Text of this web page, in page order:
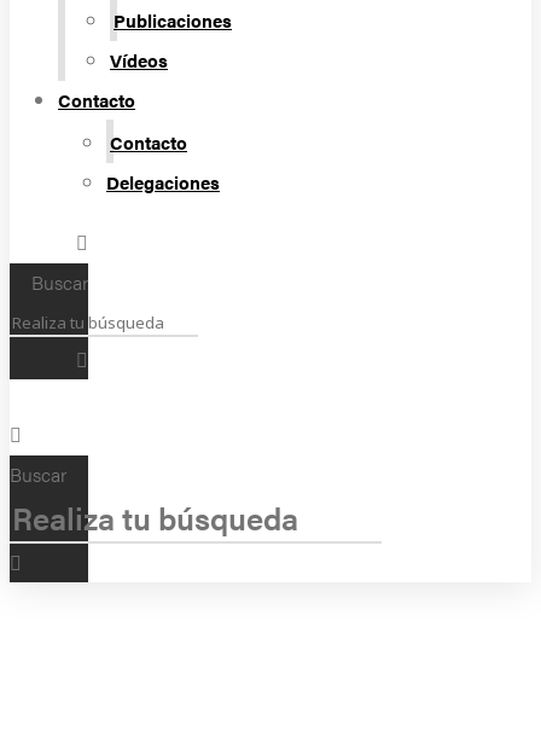
Publicaciones
Vídeos
Contacto
Contacto
Delegaciones
Buscar
Buscar